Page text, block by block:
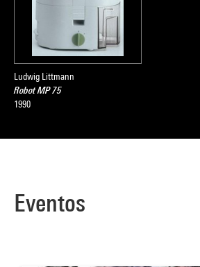
Ludwig Littmann
Robot MP 75
1990
Eventos